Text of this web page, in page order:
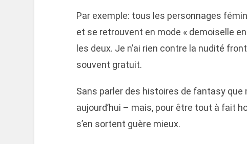
Par exemple: tous les personnages
et se retrouvent en mode « demoiselle
les deux. Je n’ai rien contre la nudité
souvent gratuit.
Sans parler des histoires de fantasy que
aujourd’hui – mais, pour être tout à fait
s’en sortent guère mieux.